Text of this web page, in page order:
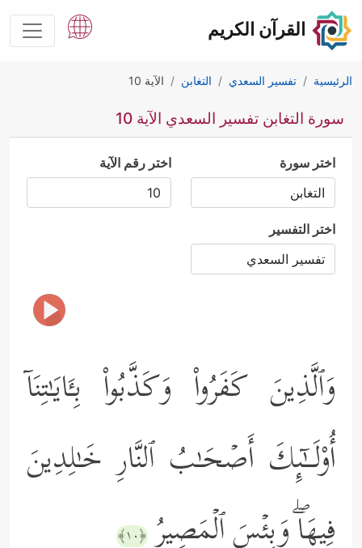
القرآن الكريم
الرئيسية تفسير السعدي التغابن الآية 10
سورة التغابن تفسير السعدي الآية 10
اختر سورة اختر رقم الآية
اختر التفسير
وَٱلَّذِینَ كَفَرُواْ وَكَذَّبُواْ بِـَٔایَـٰتِنَاۤ
أُوْلَــٰۤىِٕكَ أَصۡحَـٰبُ ٱلنَّارِ خَـٰلِدِینَ
فِیهَاۖ وَبِئۡسَ ٱلۡمَصِیرُ ﴿١٠﴾